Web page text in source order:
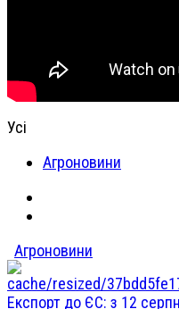
Усі
Агроновини
Агроновини
Експорт до ЄС: з 12